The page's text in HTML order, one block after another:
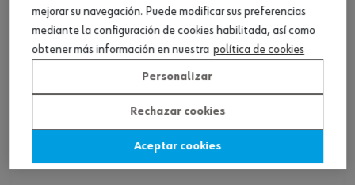
mejorar su navegación. Puede modificar sus preferencias
mediante la configuración de cookies habilitada, así como
obtener más información en nuestra política de cookies
Personalizar
Rechazar cookies
Aceptar cookies